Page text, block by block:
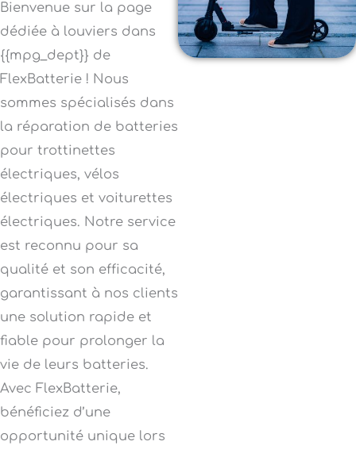
Bienvenue sur la page
dédiée à louviers dans
{{mpg_dept}} de
FlexBatterie ! Nous
sommes spécialisés dans
la réparation de batteries
pour trottinettes
électriques, vélos
électriques et voiturettes
électriques. Notre service
est reconnu pour sa
qualité et son efficacité,
garantissant à nos clients
une solution rapide et
fiable pour prolonger la
vie de leurs batteries.
Avec FlexBatterie,
bénéficiez d’une
opportunité unique lors